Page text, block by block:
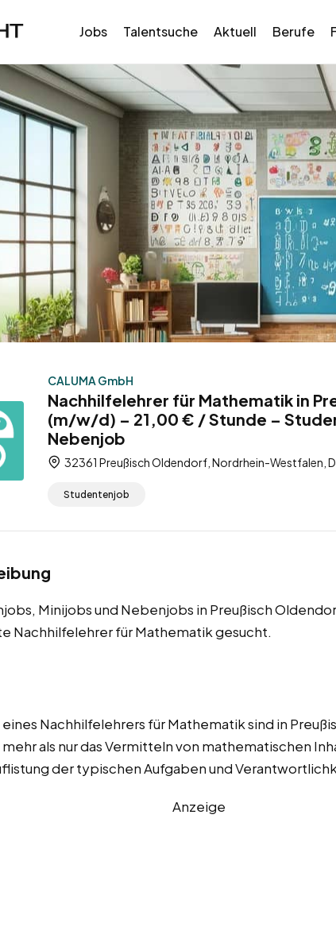
Jobs Talentsuche Aktuell Berufe
CALUMA GmbH
Nachhilfelehrer für Mathematik in
(m/w/d) – 21,00 € / Stunde –
Nebenjob
32361 Preußisch Oldendorf, Nordrhein-Westfalen,
Studentenjob
Minijobs und Nebenjobs in Preußisch
Nachhilfelehrer für Mathematik gesucht.
Nachhilfelehrers für Mathematik sind in
als nur das Vermitteln von mathematischen
der typischen Aufgaben und
Anzeige